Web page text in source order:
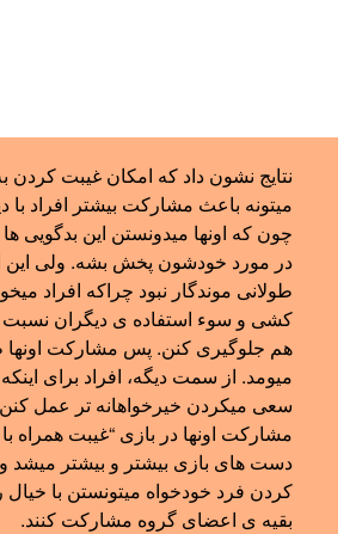
نتایج نشون داد که امکان غیبت کردن
میتونه باعث مشارکت بیشتر افراد با
چون که اونها میدونستن این بدگویی
در مورد خودشون پخش بشه. ولی این
طولانی موندگار نبود چراکه افراد
کشی و سوء استفاده ی دیگران
هم جلوگیری کنن. پس مشارکت اونها
میومد. از سمت دیگه، افراد برای
سعی میکردن خیرخواهانه تر عمل
مشارکت اونها در بازی “غیبت همراه
دست های بازی بیشتر و بیشتر میشد و
کردن فرد خودخواه میتونستن با
بقیه ی اعضای گروه مشارکت کنند.